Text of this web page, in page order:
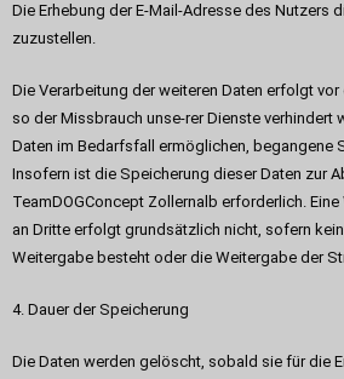
Die Erhebung der E-Mail-Adresse des Nutzers
zuzustellen.
Die Verarbeitung der weiteren Daten erfolgt
so der Missbrauch unse-rer Dienste verhindert
Daten im Bedarfsfall ermöglichen, begangene
Insofern ist die Speicherung dieser Daten zur
TeamDOGConcept Zollernalb erforderlich.
an Dritte erfolgt grundsätzlich nicht, sofern
Weitergabe besteht oder die Weitergabe der
4. Dauer der Speicherung
Die Daten werden gelöscht, sobald sie für die